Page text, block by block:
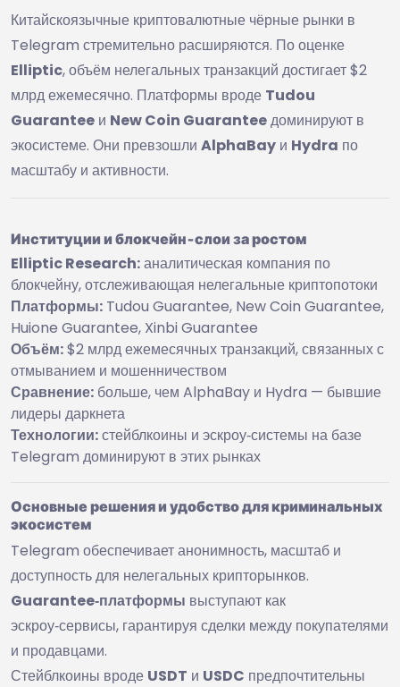
Китайскоязычные криптовалютные чёрные рынки в
Telegram стремительно расширяются. По оценке
Elliptic, объём нелегальных транзакций достигает $2
млрд ежемесячно. Платформы вроде Tudou
Guarantee и New Coin Guaranteeдоминируют в
экосистеме. Они превзошли AlphaBay и Hydra по
масштабу и активности.
Институции и блокчейн‑слои за ростом
Elliptic Research:аналитическая компания по
блокчейну, отслеживающая нелегальные криптопотоки
Платформы: Tudou Guarantee, New Coin Guarantee,
Huione Guarantee, Xinbi Guarantee
Объём:$2 млрд ежемесячных транзакций, связанных с
отмыванием и мошенничеством
Сравнение: больше, чем AlphaBay и Hydra — бывшие
лидеры даркнета
Технологии:стейблкоины и эскроу‑системы на базе
Telegram доминируют в этих рынках
Основные решения и удобство для криминальных
экосистем
Telegram обеспечивает анонимность, масштаб и
доступность для нелегальных крипторынков.
Guarantee‑платформы выступают как
эскроу‑сервисы, гарантируя сделки между покупателями
и продавцами.
Стейблкоины вроде USDT и USDC предпочтительны